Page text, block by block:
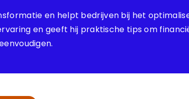
en helpt bedrijven bij het
en geeft hij praktische tips om